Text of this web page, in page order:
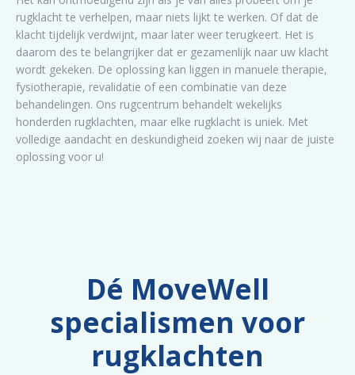
rugklacht te verhelpen, maar niets lijkt te werken. Of dat de
klacht tijdelijk verdwijnt, maar later weer terugkeert. Het is
daarom des te belangrijker dat er gezamenlijk naar uw klacht
wordt gekeken. De oplossing kan liggen in manuele therapie,
fysiotherapie, revalidatie of een combinatie van deze
behandelingen. Ons rugcentrum behandelt wekelijks
honderden rugklachten, maar elke rugklacht is uniek. Met
volledige aandacht en deskundigheid zoeken wij naar de juiste
oplossing voor u!
Dé MoveWell
specialismen voor
rugklachten